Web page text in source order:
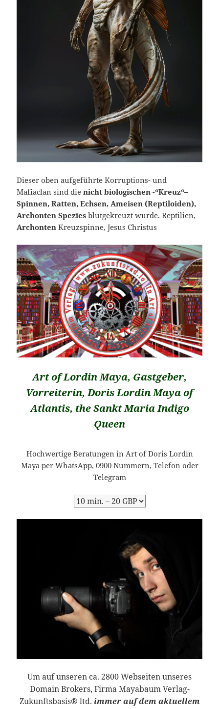
Dieser oben aufgeführte Korruptions- und
Mafiaclan sind dienicht biologischen -“Kreuz“–
Spinnen, Ratten, Echsen, Ameisen (Reptiloiden),
Archonten Spezies blutgekreuzt wurde. Reptilien,
Archonten Kreuzspinne, Jesus Christus
Art of Lordin Maya, Gastgeber,
Vorreiterin, Doris Lordin Maya of
Atlantis, the Sankt Maria Indigo
Queen
Hochwertige Beratungen in Art of Doris Lordin
Maya per WhatsApp, 0900 Nummern, Telefon oder
Telegram
Um auf unseren ca. 2800 Webseiten unseres
Domain Brokers, Firma Mayabaum Verlag-
Zukunftsbasis® ltd. immer auf dem aktuellem